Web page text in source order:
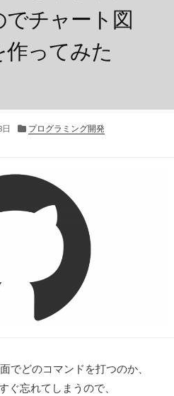
チャート図
ってみた
カ
プログラミング開発
でどのコマンドを打つのか、
ぐ忘れてしまうので、